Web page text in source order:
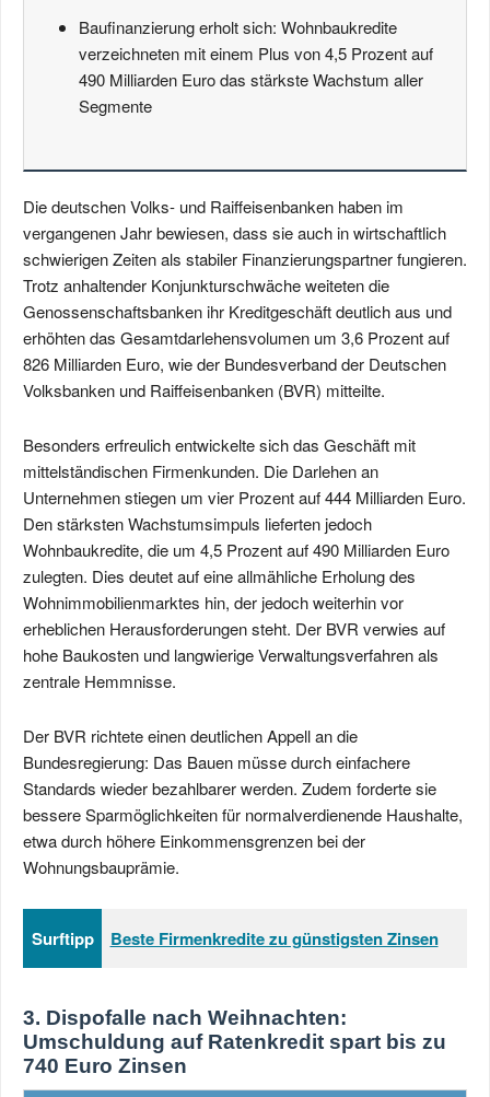
Baufinanzierung erholt sich: Wohnbaukredite
verzeichneten mit einem Plus von 4,5 Prozent auf
490 Milliarden Euro das stärkste Wachstum aller
Segmente
Die deutschen Volks- und Raiffeisenbanken haben im
vergangenen Jahr bewiesen, dass sie auch in wirtschaftlich
schwierigen Zeiten als stabiler Finanzierungspartner fungieren.
Trotz anhaltender Konjunkturschwäche weiteten die
Genossenschaftsbanken ihr Kreditgeschäft deutlich aus und
erhöhten das Gesamtdarlehensvolumen um 3,6 Prozent auf
826 Milliarden Euro, wie der Bundesverband der Deutschen
Volksbanken und Raiffeisenbanken (BVR) mitteilte.
Besonders erfreulich entwickelte sich das Geschäft mit
mittelständischen Firmenkunden. Die Darlehen an
Unternehmen stiegen um vier Prozent auf 444 Milliarden Euro.
Den stärksten Wachstumsimpuls lieferten jedoch
Wohnbaukredite, die um 4,5 Prozent auf 490 Milliarden Euro
zulegten. Dies deutet auf eine allmähliche Erholung des
Wohnimmobilienmarktes hin, der jedoch weiterhin vor
erheblichen Herausforderungen steht. Der BVR verwies auf
hohe Baukosten und langwierige Verwaltungsverfahren als
zentrale Hemmnisse.
Der BVR richtete einen deutlichen Appell an die
Bundesregierung: Das Bauen müsse durch einfachere
Standards wieder bezahlbarer werden. Zudem forderte sie
bessere Sparmöglichkeiten für normalverdienende Haushalte,
etwa durch höhere Einkommensgrenzen bei der
Wohnungsbauprämie.
Surftipp Beste Firmenkredite zu günstigsten Zinsen
3. Dispofalle nach Weihnachten:
Umschuldung auf Ratenkredit spart bis zu
740 Euro Zinsen